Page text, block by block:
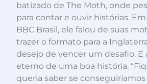
batizado de The Moth, onde
para contar e ouvir histórias.
BBC Brasil, ele falou de suas
trazer o formato para a
desejo de vencer um desafio. E
eterno de uma boa história.
queria saber se conseguiríamos